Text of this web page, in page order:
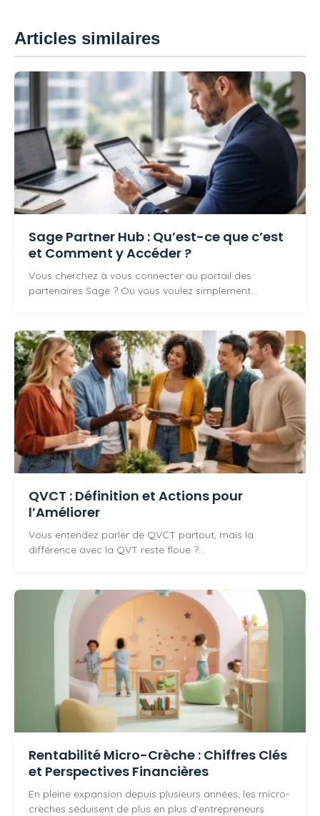
Articles similaires
Sage Partner Hub : Qu’est-ce que c’est
et Comment y Accéder ?
Vous cherchez à vous connecter au portail des
partenaires Sage ? Ou vous voulez simplement…
QVCT : Définition et Actions pour
l’Améliorer
Vous entendez parler de QVCT partout, mais la
différence avec la QVT reste floue ?…
Rentabilité Micro-Crèche : Chiffres Clés
et Perspectives Financières
En pleine expansion depuis plusieurs années, les micro-
crèches séduisent de plus en plus d’entrepreneurs